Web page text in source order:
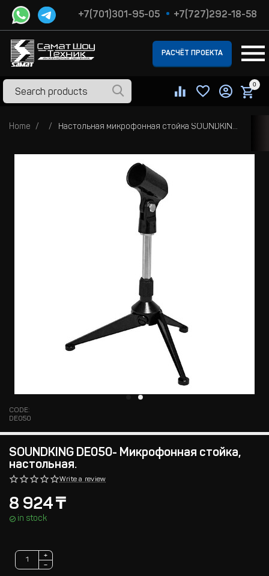
+7(701)301-95-05 +7(727)292-18-58
РАСЧЁТ ПРОЕКТА
0
Home Настольная микрофонная стойка SOUNDKING DE050
CODE:
DE050
SOUNDKING DE050- Микрофонная стойка,
настольная.
Write a review
8 924₸
in stock
+
−